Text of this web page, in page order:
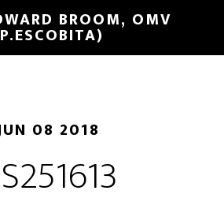
BROOM, OMV
08 2018